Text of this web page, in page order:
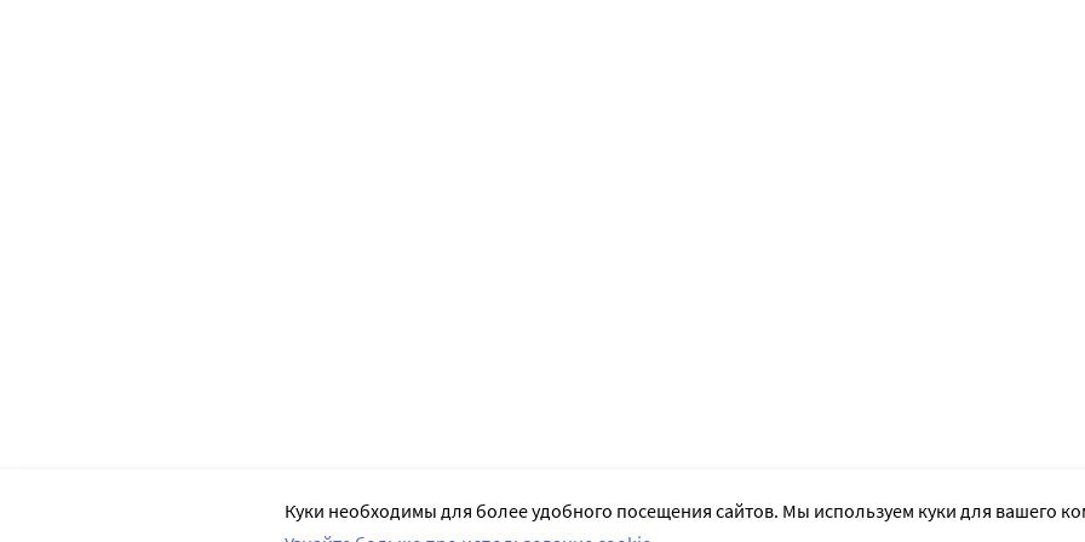
Куки необходимы для более удобного посещения сайтов. Мы используем куки для вашего